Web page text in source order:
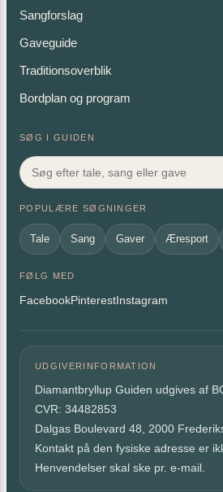
Sangforslag
Gaveguide
Traditionsoverblik
Bordplan og program
SØG I GUIDEN
POPULÆRE SØGNINGER
Tale Sang Gaver Æresport
FØLG MED
FacebookPinterestInstagram
UDGIVERINFORMATION
Diamantbryllup Guiden udgives af
CVR: 34482853
Dalgas Boulevard 48, 2000
Kontakt på den fysiske adresse er
Henvendelser skal ske pr. e-mail.